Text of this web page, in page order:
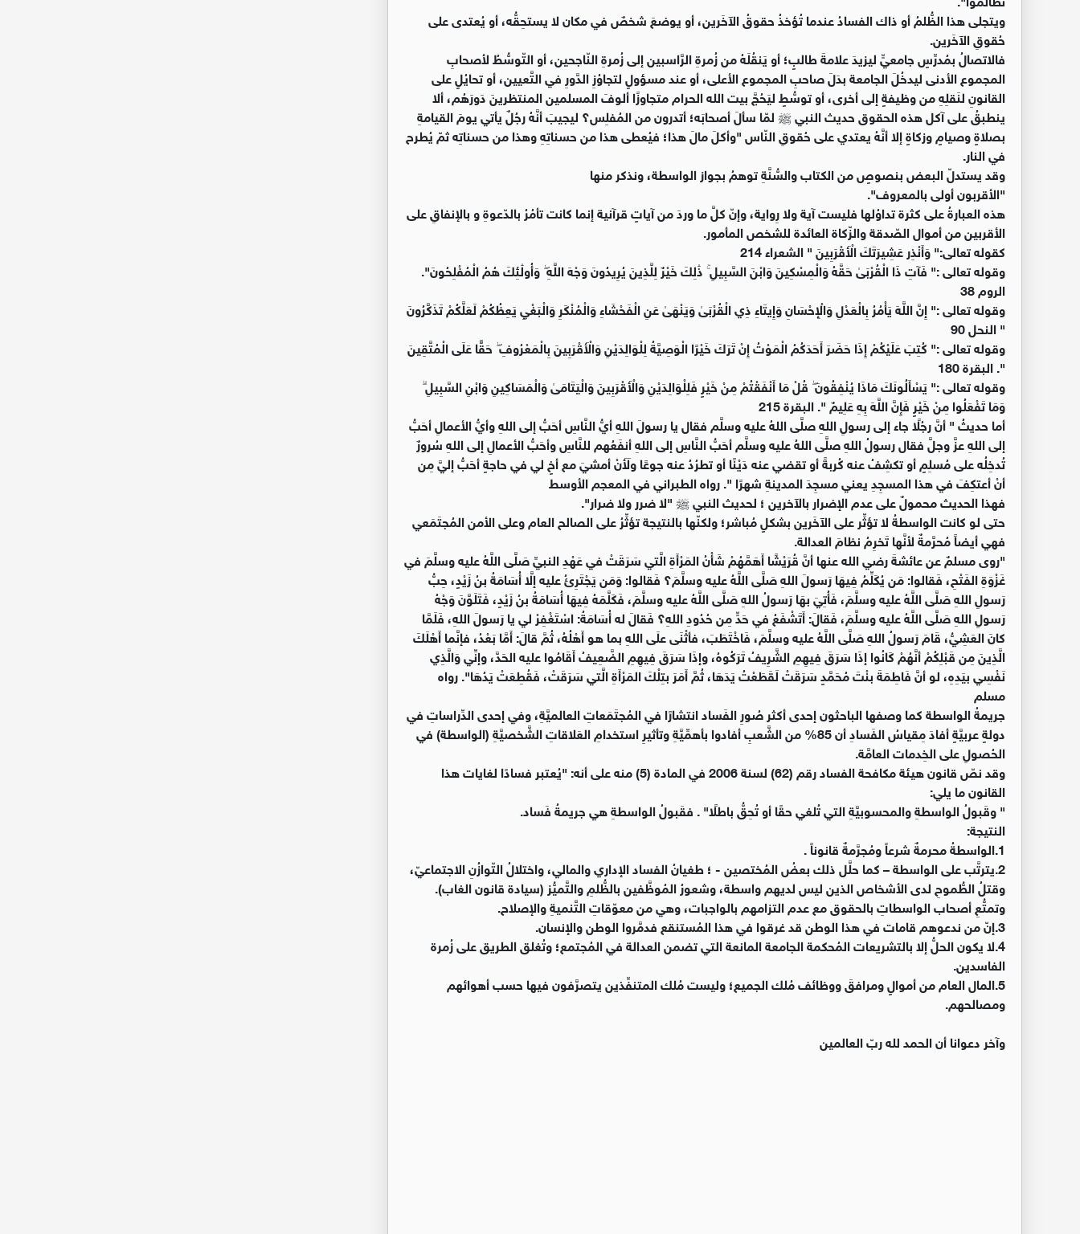
ويتجلى هذا الظُّلمُ أو ذاك الفسادُ عندما تُؤخذُ حقوقُ الآخَرين، أو يوضعَ شخصٌ في مكان لا يستحِقُّه، أو يُعتدى على
حُقوقِ الآخَرين.
فالاتصالُ بمُدرِّسٍ جامعيٍّ ليزيدَ علامةَ طالبٍ؛ أو يَنقُلَهُ من زُمرةِ الرَّاسبين إلى زُمرةِ النّاجحين، أو التّوسُّطُ لأصحابِ
المجموع الأدنى ليدخُلَ الجامعة بدَلَ صاحبِ المجموع الأعلى، أو عند مسؤولٍ لتجاوُزِ الدَّورِ في التَّعيين، أو تحايُلٍ على
القانونِ لنَقلِهِ من وظيفةٍ إلى أخرى، أو توسُّطٍ ليَحُجَّ بيت الله الحرام متجاوزًا ألوفَ المسلمين المنتظرينَ دَورَهُم، ألا
ينطبقُ على آكل هذه الحقوق حديث النبي ﷺ لمّا سألَ أصحابَه؛ أتدرون من المُفلِس؟ ليجيبَ أنَّهُ رجُلٌ يأتي يومَ القيامةِ
بصلاةٍ وصيامٍ وزكاةٍ إلا أنَّهُ يعتدي على حُقوقِ النّاس "وأكلَ مالَ هذا؛ فيُعطى هذا من حسناتِهِ وهذا من حسناتِه ثمّ يُطرح
في النار.
وقد يستدلّ البعض بنصوصٍ من الكتاب والسُّنَّةِ توهمُ بجواز الواسطة، ونذكر منها
"الأقربون أولى بالمعروف".
هذه العبارةُ على كثرة تداوُلها فليست آية ولا رِواية، وإنّ كلَّ ما وردَ من آياتٍ قرآنية إنما كانت تأمُرُ بالدّعوةِ و بالإنفاقِ على
الأقربين من أموال الصّدقة والزّكاة العائدة للشخص المأمور.
كقوله تعالى:" وَأَنْذِر عَشِيرَتَكَ الْأَقْرَبِينَ " الشعراء 214
وقوله تعالى :" فَآتِ ذَا الْقُرْبَىٰ حَقَّهُ وَالْمِسْكِينَ وَابْنَ السَّبِيلِ ۚ ذَٰلِكَ خَيْرٌ لِلَّذِينَ يُرِيدُونَ وَجْهَ اللَّهِ ۖ وَأُولَٰئِكَ هُمُ الْمُفْلِحُونَ".
الروم 38
وقوله تعالى :" إِنَّ اللَّهَ يَأْمُرُ بِالْعَدْلِ وَالْإِحْسَانِ وَإِيتَاءِ ذِي الْقُرْبَىٰ وَيَنْهَىٰ عَنِ الْفَحْشَاءِ وَالْمُنْكَرِ وَالْبَغْيِ يَعِظُكُمْ لَعَلَّكُمْ تَذَكَّرُونَ
" النحل 90
وقوله تعالى :" كُتِبَ عَلَيْكُمْ إِذَا حَضَرَ أَحَدَكُمُ الْمَوْتُ إِنْ تَرَكَ خَيْرًا الْوَصِيَّةُ لِلْوَالِدَيْنِ وَالْأَقْرَبِينَ بِالْمَعْرُوفِ ۖ حَقًّا عَلَى الْمُتَّقِينَ
". البقرة 180
وقوله تعالى :" يَسْأَلُونَكَ مَاذَا يُنْفِقُونَ ۖ قُلْ مَا أَنْفَقْتُمْ مِنْ خَيْرٍ فَلِلْوَالِدَيْنِ وَالْأَقْرَبِينَ وَالْيَتَامَىٰ وَالْمَسَاكِينِ وَابْنِ السَّبِيلِ ۗ
وَمَا تَفْعَلُوا مِنْ خَيْرٍ فَإِنَّ اللَّهَ بِهِ عَلِيمٌ ". البقرة 215
أما حديثُ " أنَّ رجُلًا جاء إلى رسولِ اللهِ صلَّى اللهُ عليه وسلَّم فقال يا رسولَ اللهِ أيُّ النَّاسِ أحَبُّ إلى اللهِ وأيُّ الأعمالِ أحَبُّ
إلى اللهِ عزَّ وجلَّ فقال رسولُ اللهِ صلَّى اللهُ عليه وسلَّم أحَبُّ النَّاسِ إلى اللهِ أنفَعُهم للنَّاسِ وأحَبُّ الأعمالِ إلى اللهِ سُرورٌ
تُدخِلُه على مُسلِمٍ أو تكشِفُ عنه كُربةً أو تقضي عنه دَيْنًا أو تطرُدُ عنه جوعًا ولَأَنْ أمشيَ مع أخٍ لي في حاجةٍ أحَبُّ إليَّ مِن
أنْ أعتكِفَ في هذا المسجِدِ يعني مسجِدَ المدينةِ شهرًا ". رواه الطبراني في المعجم الأوسط
فهذا الحديث محمولٌ على عدم الإضرار بالآخرين ؛ لحديث النبي ﷺ "لا ضرر ولا ضرار".
حتى لو كانت الواسطةُ لا تؤثِّر على الآخَرين بشكلٍ مُباشر؛ ولكنّها بالنتيجة تؤثِّرُ على الصالح العام وعلى الأمن المُجتَمَعي
فهي أيضاً مُحرَّمةٌ لأنَّها تَخرِمُ نظامَ العدالة.
"روى مسلمٌ عن عائشةَ رضي الله عنها أنَّ قُرَيْشًا أَهَمَّهُمْ شَأْنُ المَرْأَةِ الَّتي سَرَقَتْ في عَهْدِ النبيِّ صَلَّى اللَّهُ عليه وسلَّمَ في
غَزْوَةِ الفَتْحِ، فَقالوا: مَن يُكَلِّمُ فِيهَا رَسولَ اللهِ صَلَّى اللَّهُ عليه وسلَّمَ؟ فَقالوا: وَمَن يَجْتَرِئُ عليه إلَّا أُسَامَةُ بنُ زَيْدٍ، حِبُّ
رَسولِ اللهِ صَلَّى اللَّهُ عليه وسلَّمَ، فَأُتِيَ بهَا رَسولُ اللهِ صَلَّى اللَّهُ عليه وسلَّمَ، فَكَلَّمَهُ فِيهَا أُسَامَةُ بنُ زَيْدٍ، فَتَلَوَّنَ وَجْهُ
رَسولِ اللهِ صَلَّى اللَّهُ عليه وسلَّمَ، فَقالَ: أَتَشْفَعُ في حَدٍّ مِن حُدُودِ اللهِ؟ فَقالَ له أُسَامَةُ: اسْتَغْفِرْ لي يا رَسولَ اللهِ، فَلَمَّا
كانَ العَشِيُّ، قَامَ رَسولُ اللهِ صَلَّى اللَّهُ عليه وسلَّمَ، فَاخْتَطَبَ، فأثْنَى علَى اللهِ بما هو أَهْلُهُ، ثُمَّ قالَ: أَمَّا بَعْدُ، فإنَّما أَهْلَكَ
الَّذِينَ مِن قَبْلِكُمْ أنَّهُمْ كَانُوا إذَا سَرَقَ فِيهِمِ الشَّرِيفُ تَرَكُوهُ، وإذَا سَرَقَ فِيهِمِ الضَّعِيفُ أَقَامُوا عليه الحَدَّ، وإنِّي وَالَّذِي
نَفْسِي بيَدِهِ، لو أنَّ فَاطِمَةَ بنْتَ مُحَمَّدٍ سَرَقَتْ لَقَطَعْتُ يَدَهَا، ثُمَّ أَمَرَ بتِلْكَ المَرْأَةِ الَّتي سَرَقَتْ، فَقُطِعَتْ يَدُهَا". رواه
مسلم
جريمةُ الواسطة كما وصفها الباحثون إحدى أكثر صُورِ الفَساد انتشارًا في المُجتَمَعاتِ العالميَّةِ، وفي إحدى الدِّراساتِ في
دولةٍ عربيَّةٍ أفادَ مِقياسُ الفَسادِ أن 85% من الشَّعبِ أفادوا بأهمِّيَّةِ وتأثيرِ استخدامِ العَلاقاتِ الشَّخصيَّةِ (الواسطة) في
الحُصولِ على الخِدمات العامَّة.
وقد نصّ قانون هيئة مكافحة الفساد رقم (62) لسنة 2006 في المادة (5) منه على أنه: "يُعتبر فسادًا لغايات هذا
القانون ما يلي:
" وقَبولُ الواسطةِ والمحسوبيَّةِ التي تُلغي حقًا أو تُحِقُّ باطلًا" . فقَبولُ الواسطةِ هي جريمةُ فَساد.
النتيجة:
1.الواسطةُ محرمةٌ شرعاً ومُجرَّمةٌ قانوناً .
2.يترتَّب على الواسطة – كما حلَّل ذلك بعضُ المُختصين - ؛ طغيانُ الفساد الإداري والمالي، واختلالُ التّوازُنِ الاجتماعيّ،
وقتلُ الطُّموحِ لدى الأشخاص الذين ليس لديهم واسطة، وشعورُ المُوظَّفين بالظُّلمِ والتَّميُّز (سيادة قانون الغاب).
وتمتُّعِ أصحاب الواسطاتِ بالحقوق مع عدم التزامهم بالواجبات، وهي من معوّقاتِ التَّنميةِ والإصلاح.
3.إنّ من ندعوهم قامات في هذا الوطن قد غرقوا في هذا المُستنقع فدمَّروا الوطن والإنسان.
4.لا يكون الحلُّ إلا بالتشريعات المُحكمة الجامعة المانعة التي تضمن العدالة في المُجتمع؛ وتُغلق الطريق على زُمرة
الفاسدين.
5.المال العام من أموالٍ ومرافقَ ووظائف مُلك الجميع؛ وليست مُلك المتنفِّذين يتصرَّفون فيها حسب أهوائهم
ومصالحهم.
وآخر دعوانا أن الحمد لله ربّ العالمين